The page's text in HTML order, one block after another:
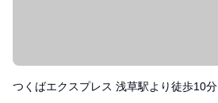
つくばエクスプレス 浅草駅より徒歩10分